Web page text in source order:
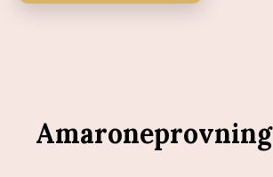
Amaroneprovning